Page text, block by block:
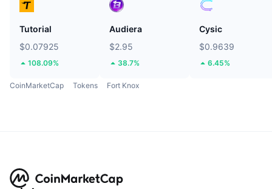
Tutorial
$0.07925
108.09%
Audiera
$2.95
38.7%
Cysic
$0.9639
6.45%
CoinMarketCap Tokens Fort Knox